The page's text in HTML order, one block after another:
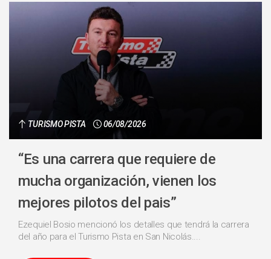
TURISMO PISTA 06/08/2026
“Es una carrera que requiere de
mucha organización, vienen los
mejores pilotos del pais”
Ezequiel Bosio mencionó los detalles que tendrá la carrera
del año para el Turismo Pista en San Nicolás....